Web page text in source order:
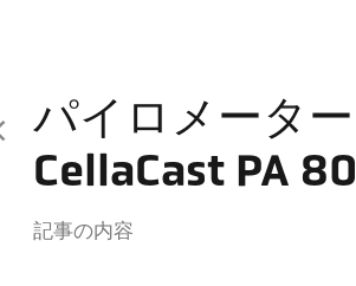
パイロメーター
CellaCast PA 80
記事の内容